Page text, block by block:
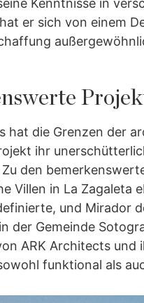
Kenntnisse in
er sich von einem
hat die Grenzen der
ihr
den
Villen in La Zagaleta
und Mirador
der Gemeinde
ARK Architects
funktional als